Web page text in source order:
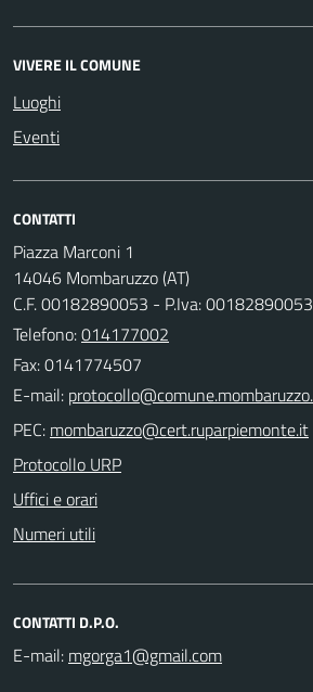
VIVERE IL COMUNE
Luoghi
Eventi
CONTATTI
Piazza Marconi 1
14046 Mombaruzzo (AT)
C.F. 00182890053 - P.Iva: 00182890053
Telefono:014177002
Fax: 0141774507
E-mail:
PEC:
Protocollo URP
Uffici e orari
Numeri utili
CONTATTI D.P.O.
E-mail: